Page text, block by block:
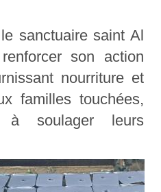
sanctuaire saint Al
son action
nourriture et
familles touchées,
à soulager leurs